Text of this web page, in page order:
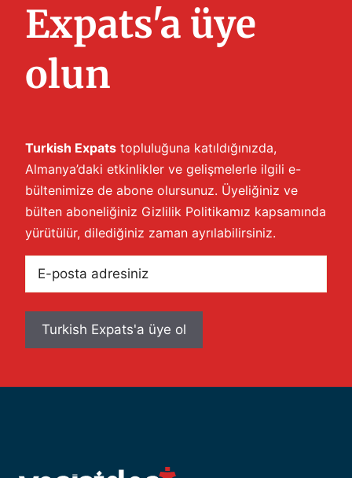
Expats'a üye
olun
Turkish Expats topluluğuna katıldığınızda,
Almanya’daki etkinlikler ve gelişmelerle ilgili e-
bültenimize de abone olursunuz. Üyeliğiniz ve
bülten aboneliğiniz Gizlilik Politikamız kapsamında
yürütülür, dilediğiniz zaman ayrılabilirsiniz.
posta
adresiniz